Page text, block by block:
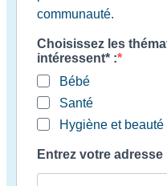
communauté.
Choisissez les
intéressent* :
Bébé
Santé
Hygiène et beauté
Entrez votre adresse